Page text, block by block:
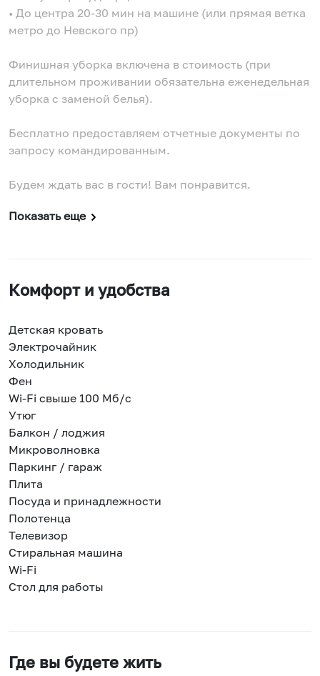
• До центра 20-30 мин на машине (или прямая ветка
метро до Невского пр)
Финишная уборка включена в стоимость (при
длительном проживании обязательна еженедельная
уборка с заменой белья).
Бесплатно предоставляем отчетные документы по
запросу командированным.
Будем ждать вас в гости! Вам понравится.
Показать еще
Комфорт и удобства
Детская кровать
Электрочайник
Холодильник
Фен
Wi-Fi свыше 100 Мб/с
Утюг
Балкон / лоджия
Микроволновка
Паркинг / гараж
Плита
Посуда и принадлежности
Полотенца
Телевизор
Стиральная машина
Wi-Fi
Стол для работы
Где вы будете жить